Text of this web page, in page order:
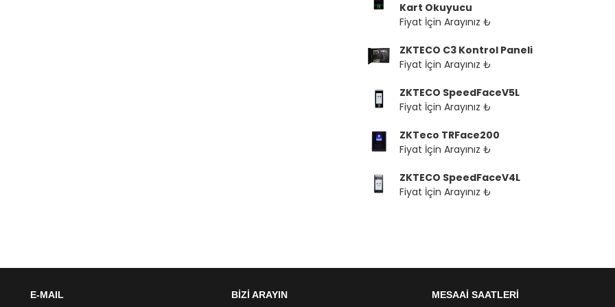
Kart Okuyucu
Fiyat İçin Arayınız ₺
ZKTECO C3 Kontrol Paneli
Fiyat İçin Arayınız ₺
ZKTECO SpeedFaceV5L
Fiyat İçin Arayınız ₺
ZKTeco TRFace200
Fiyat İçin Arayınız ₺
ZKTECO SpeedFaceV4L
Fiyat İçin Arayınız ₺
E-MAIL BİZİ ARAYIN MESAAİ SAATLERİ